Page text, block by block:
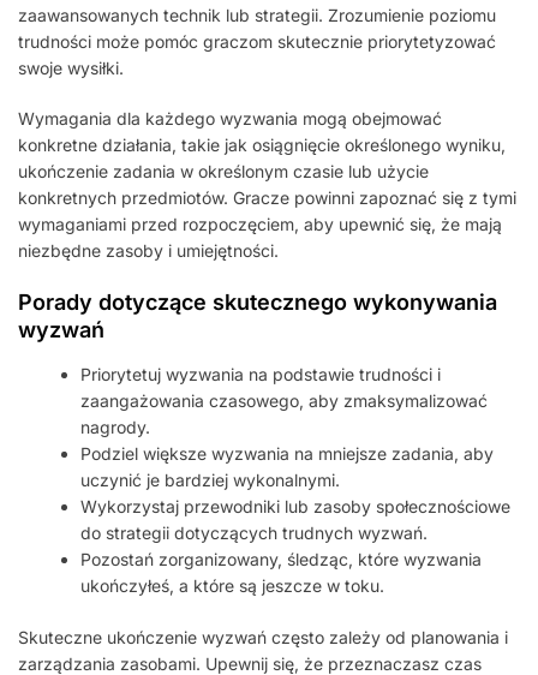
zaawansowanych technik lub strategii. Zrozumienie poziomu
trudności może pomóc graczom skutecznie priorytetyzować
swoje wysiłki.
Wymagania dla każdego wyzwania mogą obejmować
konkretne działania, takie jak osiągnięcie określonego wyniku,
ukończenie zadania w określonym czasie lub użycie
konkretnych przedmiotów. Gracze powinni zapoznać się z tymi
wymaganiami przed rozpoczęciem, aby upewnić się, że mają
niezbędne zasoby i umiejętności.
Porady dotyczące skutecznego wykonywania
wyzwań
Priorytetuj wyzwania na podstawie trudności i
zaangażowania czasowego, aby zmaksymalizować
nagrody.
Podziel większe wyzwania na mniejsze zadania, aby
uczynić je bardziej wykonalnymi.
Wykorzystaj przewodniki lub zasoby społecznościowe
do strategii dotyczących trudnych wyzwań.
Pozostań zorganizowany, śledząc, które wyzwania
ukończyłeś, a które są jeszcze w toku.
Skuteczne ukończenie wyzwań często zależy od planowania i
zarządzania zasobami. Upewnij się, że przeznaczasz czas